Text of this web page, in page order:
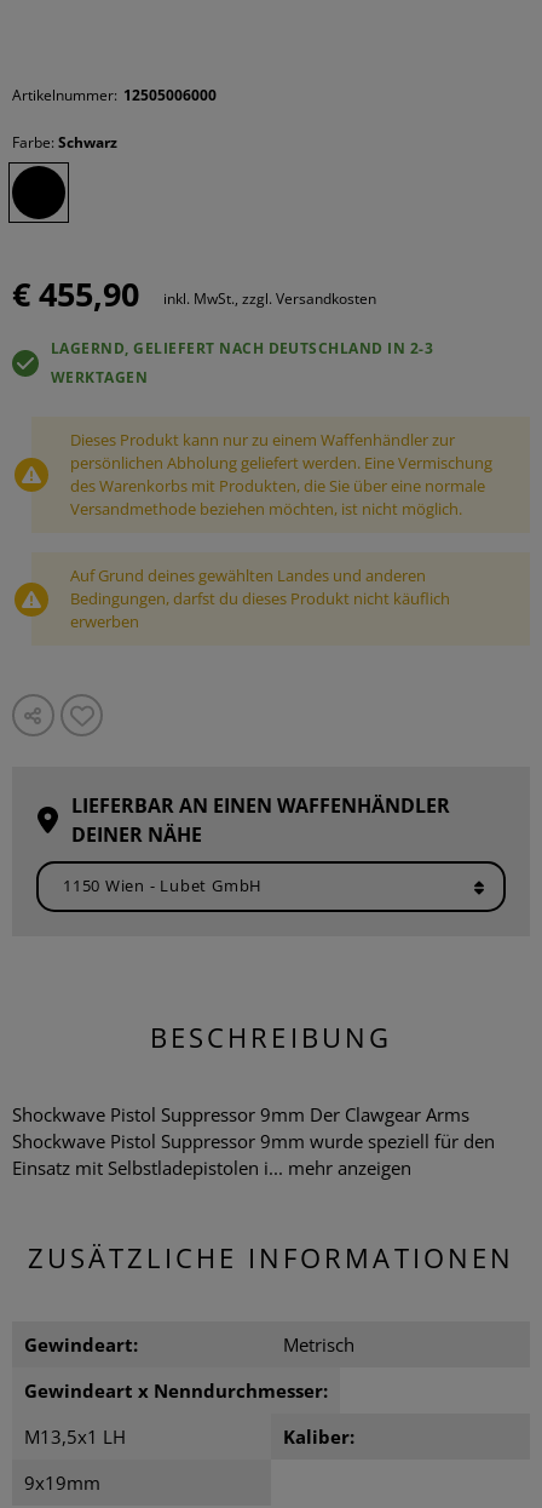
Artikelnummer: 12505006000
Farbe: Schwarz
€ 455,90 inkl. MwSt., zzgl. Versandkosten
LAGERND, GELIEFERT NACH DEUTSCHLAND IN 2-3
WERKTAGEN
Dieses Produkt kann nur zu einem Waffenhändler zur
persönlichen Abholung geliefert werden. Eine Vermischung
des Warenkorbs mit Produkten, die Sie über eine normale
Versandmethode beziehen möchten, ist nicht möglich.
Auf Grund deines gewählten Landes und anderen
Bedingungen, darfst du dieses Produkt nicht käuflich
erwerben
LIEFERBAR AN EINEN WAFFENHÄNDLER
DEINER NÄHE
BESCHREIBUNG
Shockwave Pistol Suppressor 9mm Der Clawgear Arms
Shockwave Pistol Suppressor 9mm wurde speziell für den
Einsatz mit Selbstladepistolen i... mehr anzeigen
ZUSÄTZLICHE INFORMATIONEN
Gewindeart:
Metrisch
Gewindeart x Nenndurchmesser:
M13,5x1 LH
Kaliber:
9x19mm